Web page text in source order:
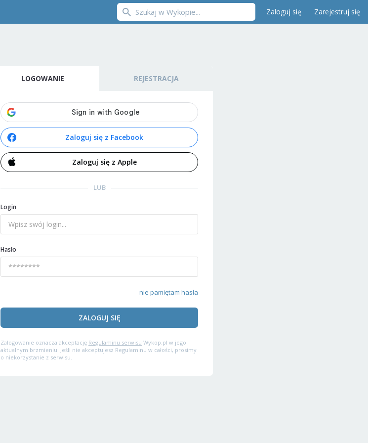
Zaloguj się Zarejestruj się
LOGOWANIE REJESTRACJA
Zaloguj się z Facebook
Zaloguj się z Apple
LUB
Login
Hasło
nie pamiętam hasła
ZALOGUJ SIĘ
Zalogowanie oznacza akceptację Regulaminu serwisu Wykop.pl w jego
aktualnym brzmieniu. Jeśli nie akceptujesz Regulaminu w całości, prosimy
o niekorzystanie z serwisu.